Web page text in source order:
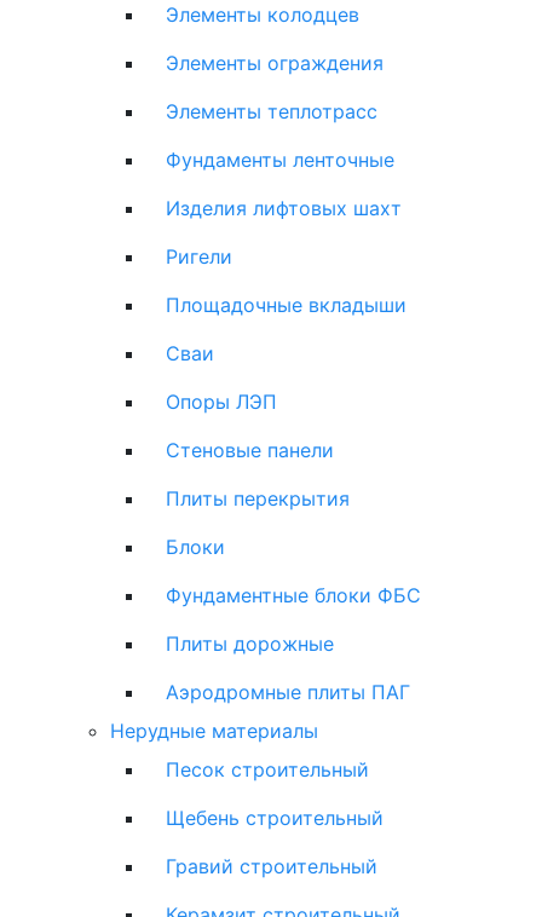
Элементы колодцев
Элементы ограждения
Элементы теплотрасс
Фундаменты ленточные
Изделия лифтовых шахт
Ригели
Площадочные вкладыши
Сваи
Опоры ЛЭП
Стеновые панели
Плиты перекрытия
Блоки
Фундаментные блоки ФБС
Плиты дорожные
Аэродромные плиты ПАГ
Нерудные материалы
Песок строительный
Щебень строительный
Гравий строительный